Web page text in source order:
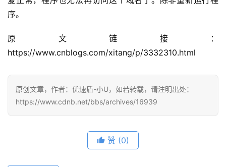
序。
原文链接：
https://www.cnblogs.com/xitang/p/3332310.html
原创文章，作者：优速盾-小U，如若转载，请注明出处：
https://www.cdnb.net/bbs/archives/16939
赞 (0)